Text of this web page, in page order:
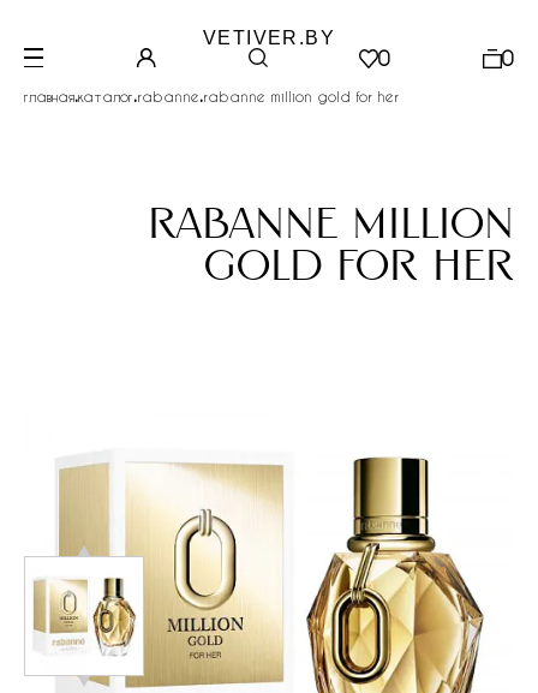
VETIVER.BY
0 0
главная.каталог.rabanne.rabanne million gold for her
rabanne million
gold for her